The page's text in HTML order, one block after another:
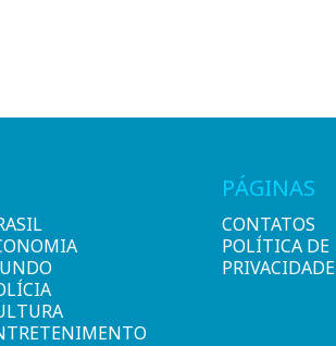
PÁGINAS
CONTATOS
POLÍTICA DE
PRIVACIDADE